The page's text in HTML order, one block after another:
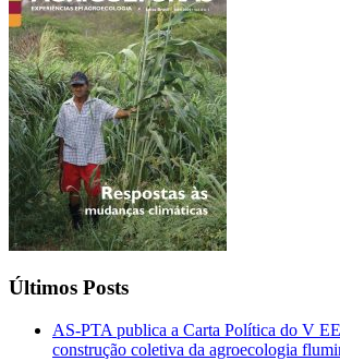
Últimos Posts
AS-PTA publica a Carta Política do V
construção coletiva da agroecologia